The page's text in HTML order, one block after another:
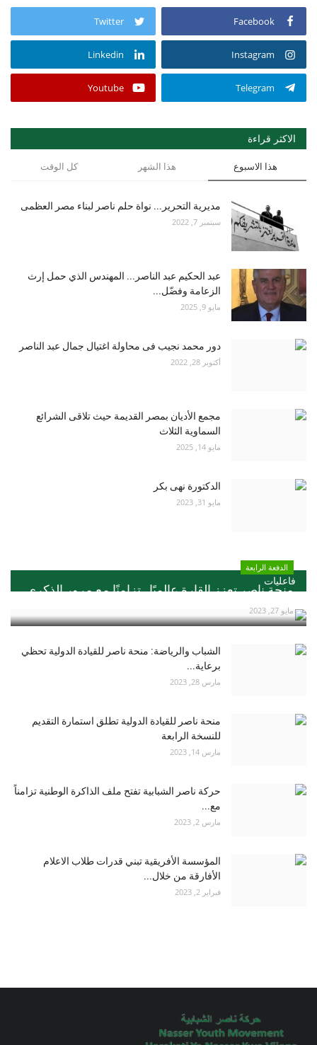
Facebook
Twitter
Instagram
Linkedin
Telegram
Youtube
الاكثر قراءة
هذا الاسبوع هذا الشهر كل الوقت
مديرية التحرير... نواة حلم ناصر لبناء مصر العظمى
سبتمبر 7, 2022
عبد الحكيم عبد الناصر... المهندس الذي حمل إرث
الزعامة وفضّل...
مايو 9, 2025
دور محمد نجيب فى محاولة اغتيال جمال عبد الناصر
أكتوبر 28, 2022
مجمع الأديان بمصر القديمة حيث تلاقى الشرائع
السماوية الثلاث
مايو 14, 2025
الدكتورة نهى بكر
مايو 31, 2023
فاعليات
الدفعة الرابعة
منحة ناصر تعزز القارة عالميًا ..تزامنًا مع مرور الذكري...
مايو 27, 2023
الشباب والرياضة: منحة ناصر للقيادة الدولية تحظي
برعاية...
مارس 28, 2023
منحة ناصر للقيادة الدولية تطلق استمارة التقديم
للنسخة الرابعة
مارس 14, 2023
حركة ناصر الشبابية تفتح ملف الذاكرة الوطنية تزامناً
مع...
مارس 2, 2023
المؤسسة الأفريقية تبني قدرات طلاب الاعلام
الأفارقة من خلال...
فبراير 2, 2023